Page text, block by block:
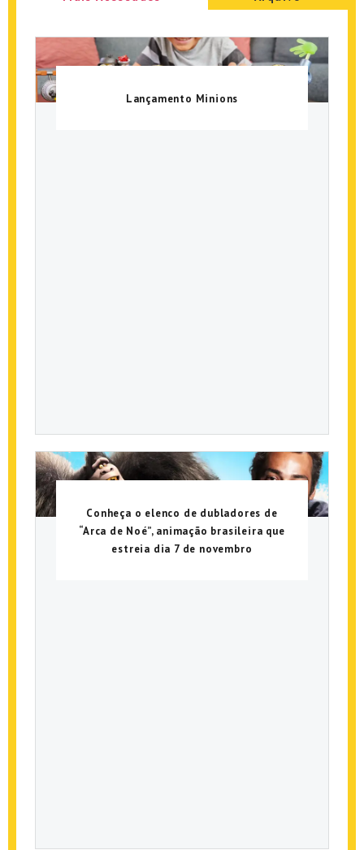
Lançamento Minions
Conheça o elenco de dubladores de
“Arca de Noé”, animação brasileira que
estreia dia 7 de novembro